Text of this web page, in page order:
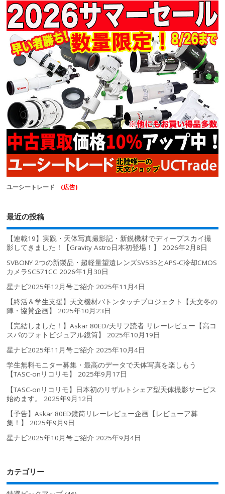
ユーシートレード (広告)
最近の投稿
【連載19】実践・天体写真撮影記・新鋭機材でディープスカイ撮
影してきました！【Gravity Astro日本初登場！】
2026年2月8日
SVBONY 2つの新製品・超軽量望遠レンズSV535とAPS-C冷却CMOS
カメラSC571CC 2026年1月30日
星ナビ2025年12月号ご紹介 2025年11月4日
【終活＆学生支援】天文機材バトンタッチプロジェクト【天文冬の
陣・協賛企画】
2025年10月23日
【完結しました！】Askar 80ED/天リフ読者 リレーレビュー【高コ
スパのフォトビジュアル鏡筒】
2025年10月19日
星ナビ2025年11月号ご紹介 2025年10月4日
学生無料モニター募集・最高のデータで天体写真を楽しもう
【TASC-onリコリモ】
2025年9月17日
【TASC-onリコリモ】日本初のリザルトシェア型天体撮影サービス
始めます。
2025年9月12日
【予告】Askar 80ED鏡筒リレーレビュー企画【レビューア募
集！】
2025年9月9日
星ナビ2025年10月号ご紹介 2025年9月4日
カテゴリー